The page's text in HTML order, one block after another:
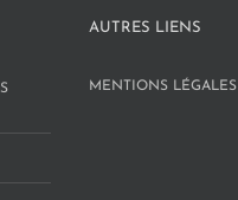
AUTRES LIENS
MENTIONS LÉGALES